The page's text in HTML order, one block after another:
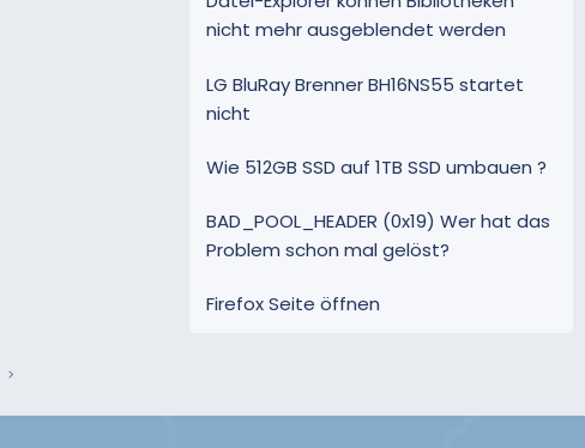
nicht mehr ausgeblendet werden
LG BluRay Brenner BH16NS55 startet
nicht
Wie 512GB SSD auf 1TB SSD umbauen ?
BAD_POOL_HEADER (0x19) Wer hat das
Problem schon mal gelöst?
Firefox Seite öffnen